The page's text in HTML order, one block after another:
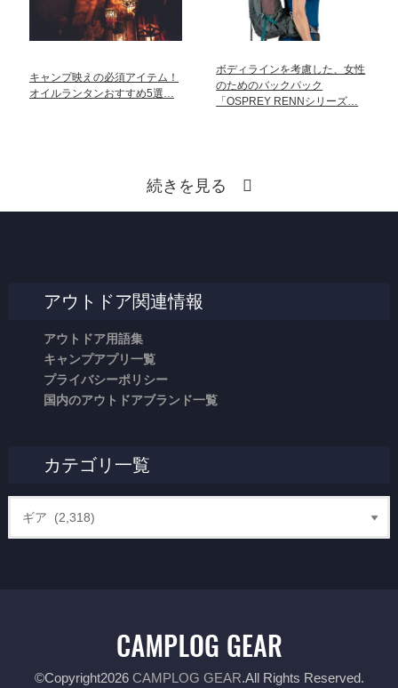
キャンプ映えの必須アイテム！
オイルランタンおすすめ5選…
ボディラインを考慮した、女性
のためのバックパック
「OSPREY RENNシリーズ…
続きを見る
アウトドア関連情報
アウトドア用語集
キャンプアプリ一覧
プライバシーポリシー
国内のアウトドアブランド一覧
カテゴリ一覧
©Copyright2026 CAMPLOG GEAR.All Rights Reserved.